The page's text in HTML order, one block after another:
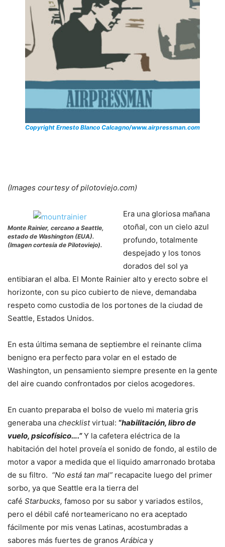
Copyright Ernesto Blanco Calcagno/www.airpressman.com
(Images courtesy of pilotoviejo.com)
Monte Rainier, cercano a Seattle,
estado de Washington (EUA).
(Imagen cortesía de Pilotoviejo).
Era una gloriosa mañana
otoñal, con un cielo azul
profundo, totalmente
despejado y los tonos
dorados del sol ya
entibiaran el alba. El Monte Rainier alto y erecto sobre el
horizonte, con su pico cubierto de nieve, demandaba
respeto como custodia de los portones de la ciudad de
Seattle, Estados Unidos.
En esta última semana de septiembre el reinante clima
benigno era perfecto para volar en el estado de
Washington, un pensamiento siempre presente en la gente
del aire cuando confrontados por cielos acogedores.
En cuanto preparaba el bolso de vuelo mi materia gris
generaba una checklistvirtual: “habilitación, libro de
vuelo, psicofísico….” Y la cafetera eléctrica de la
habitación del hotel proveía el sonido de fondo, al estilo de
motor a vapor a medida que el liquido amarronado brotaba
de su filtro. “No está tan mal” recapacite luego del primer
sorbo, ya que Seattle era la tierra del
café Starbucks, famoso por su sabor y variados estilos,
pero el débil café norteamericano no era aceptado
fácilmente por mis venas Latinas, acostumbradas a
sabores más fuertes de granos Arábica y